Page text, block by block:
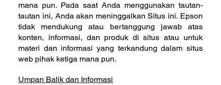
mana pun. Pada saat Anda menggunakan tautan-
tautan ini, Anda akan meninggalkan Situs ini. Epson
tidak mendukung atau bertanggung jawab atas
konten, informasi, dan produk di situs atau untuk
materi dan informasi yang terkandung dalam situs
web pihak ketiga mana pun.
Umpan Balik dan Informasi